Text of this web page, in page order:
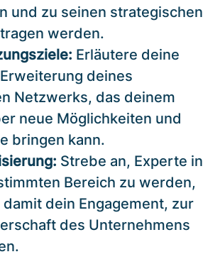
und zu seinen strategischen
werden.
Erläutere deine
deines
Netzwerks, das deinem
neue Möglichkeiten und
bringen kann.
Strebe an, Experte in
Bereich zu werden,
dein Engagement, zur
des Unternehmens